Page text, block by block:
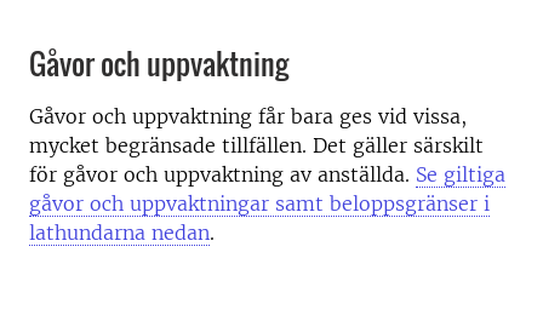
Gåvor och uppvaktning
Gåvor och uppvaktning får bara ges vid vissa,
mycket begränsade tillfällen. Det gäller särskilt
för gåvor och uppvaktning av anställda. Se giltiga
gåvor och uppvaktningar samt beloppsgränser i
lathundarna nedan.